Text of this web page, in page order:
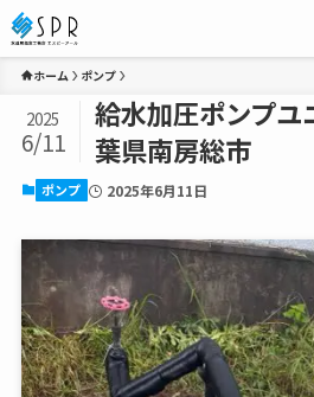
ホーム ポンプ
給水加圧ポンプユ
葉県南房総市
2025
6/11
ポンプ 2025年6月11日